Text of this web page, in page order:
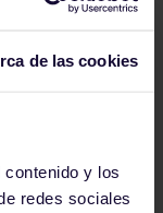
de las cookies
y los
redes sociales